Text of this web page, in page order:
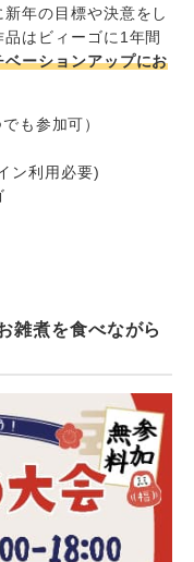
年の目標や決意をし
はビィーゴに1年間
ベーションアップにお
も参加可）
ン利用必要)
雑煮を食べながら